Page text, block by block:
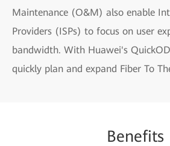
Maintenance (O&M) also enable
Providers (ISPs) to focus on user
bandwidth. With Huawei's
quickly plan and expand Fiber To
Benefits